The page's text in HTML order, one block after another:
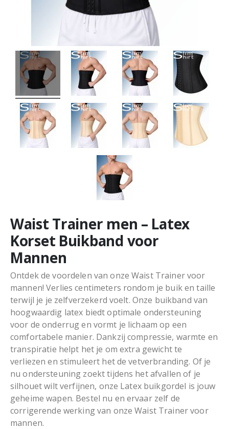
Waist Trainer men – Latex
Korset Buikband voor
Mannen
Ontdek de voordelen van onze Waist Trainer voor
mannen! Verlies centimeters rondom je buik en taille
terwijl je je zelfverzekerd voelt. Onze buikband van
hoogwaardig latex biedt optimale ondersteuning
voor de onderrug en vormt je lichaam op een
comfortabele manier. Dankzij compressie, warmte en
transpiratie helpt het je om extra gewicht te
verliezen en stimuleert het de vetverbranding. Of je
nu ondersteuning zoekt tijdens het afvallen of je
silhouet wilt verfijnen, onze Latex buikgordel is jouw
geheime wapen. Bestel nu en ervaar zelf de
corrigerende werking van onze Waist Trainer voor
mannen.